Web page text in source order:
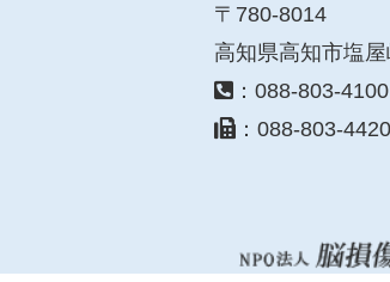
〒780-8014
高知県高知市塩
：088-803-4100
：088-803-4420